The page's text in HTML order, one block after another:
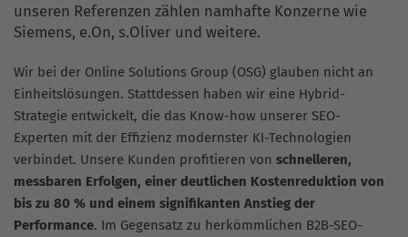
unseren Referenzen zählen namhafte Konzerne wie
Siemens, e.On, s.Oliver und weitere.
Wir bei der Online Solutions Group (OSG) glauben nicht an
Einheitslösungen. Stattdessen haben wir eine Hybrid-
Strategie entwickelt, die das Know-how unserer SEO-
Experten mit der Effizienz modernster KI-Technologien
verbindet. Unsere Kunden profitieren von schnelleren,
messbaren Erfolgen, einer deutlichen Kostenreduktion von
bis zu 80 % und einem signifikanten Anstieg der
Performance. Im Gegensatz zu herkömmlichen B2B-SEO-